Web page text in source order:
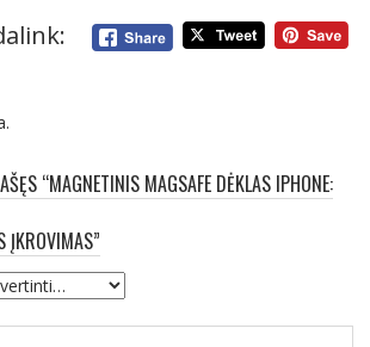
“MAGNETINIS MAGSAFE DĖKLAS IPHONE:
ĮKROVIMAS”